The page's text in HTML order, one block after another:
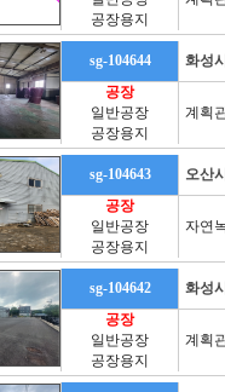
공장용지
sg-104644 화성
공장
일반공장
공장용지
계획
sg-104643 오산
공장
일반공장
공장용지
자연
sg-104642 화성
공장
일반공장
공장용지
계획